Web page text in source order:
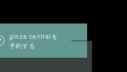
ginza centralを
予約する